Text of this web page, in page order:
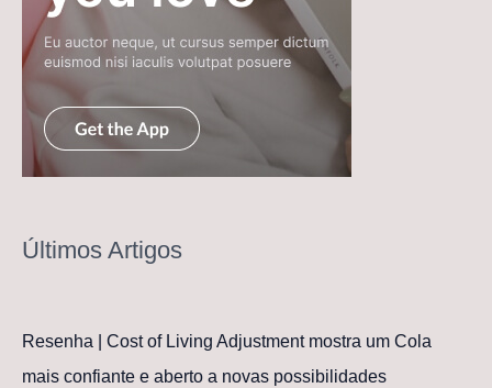
Últimos Artigos
Resenha | Cost of Living Adjustment mostra um Cola
mais confiante e aberto a novas possibilidades